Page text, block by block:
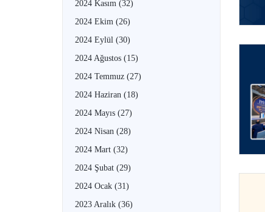
2024 Kasım (32)
2024 Ekim (26)
2024 Eylül (30)
2024 Ağustos (15)
2024 Temmuz (27)
2024 Haziran (18)
2024 Mayıs (27)
2024 Nisan (28)
2024 Mart (32)
2024 Şubat (29)
2024 Ocak (31)
2023 Aralık (36)